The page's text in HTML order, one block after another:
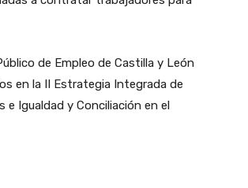
de Empleo de Castilla y León
en la II Estrategia Integrada de
Igualdad y Conciliación en el